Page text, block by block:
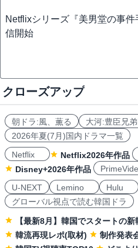
Netflixシリーズ『美男堂の事
信開始
クローズアップ
朝ドラ:風、薫る 大河:豊臣兄
2026年夏(7月)国内ドラマ一覧
Netflix
Netflix2026年作品
Disney+2026年作品
U-NEXT
Lemino Hulu
グローバル視点で読む韓国ドラ
【最新8月】韓国でスタートの
韓流再現レポ(取材)
制作発表